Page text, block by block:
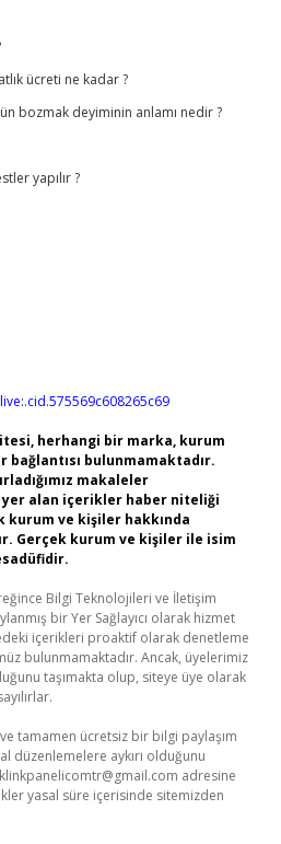
ücreti ne kadar ?
bozmak deyiminin anlamı nedir ?
yapılır ?
herhangi bir marka, kurum
bağlantısı bulunmamaktadır.
makaleler
yer alan içerikler haber niteliği
kurum ve kişiler hakkında
Gerçek kurum ve kişiler ile isim
Bilgi Teknolojileri ve İletişim
bir Yer Sağlayıcı olarak hizmet
içerikleri proaktif olarak denetleme
bulunmamaktadır. Ancak, üyelerimiz
taşımakta olup, siteye üye olarak
tamamen ücretsiz bir bilgi paylaşım
düzenlemelere aykırı olduğunu
adresine
yasal süre içerisinde sitemizden